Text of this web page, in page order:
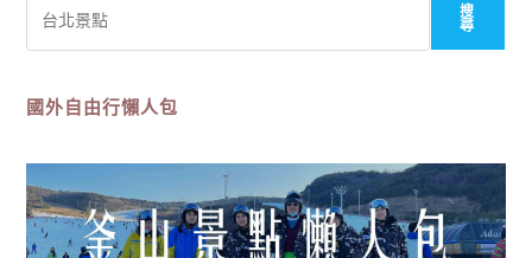
尋
搜
尋
國外自由行懶人包